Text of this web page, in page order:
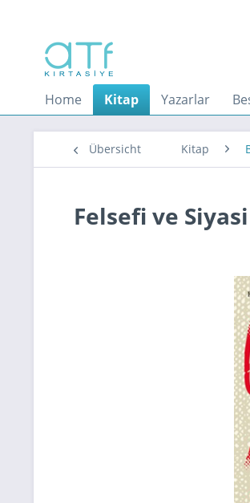
Home Kitap Yazarlar
Übersicht Kitap
Felsefi ve